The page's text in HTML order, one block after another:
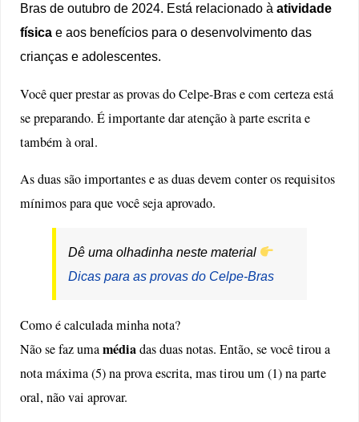
Bras de outubro de 2024. Está relacionado àatividade
físicae aos benefícios para o desenvolvimento das
crianças e adolescentes.
Você quer prestar as provas do Celpe-Bras e com certeza está
se preparando. É importante dar atenção à parte escrita e
também à oral.
As duas são importantes e as duas devem conter os requisitos
mínimos para que você seja aprovado.
Dê uma olhadinha neste material
Dicas para as provas do Celpe-Bras
Como é calculada minha nota?
Não se faz umamédiadas duas notas. Então, se você tirou a
nota máxima (5) na prova escrita, mas tirou um (1) na parte
oral, não vai aprovar.